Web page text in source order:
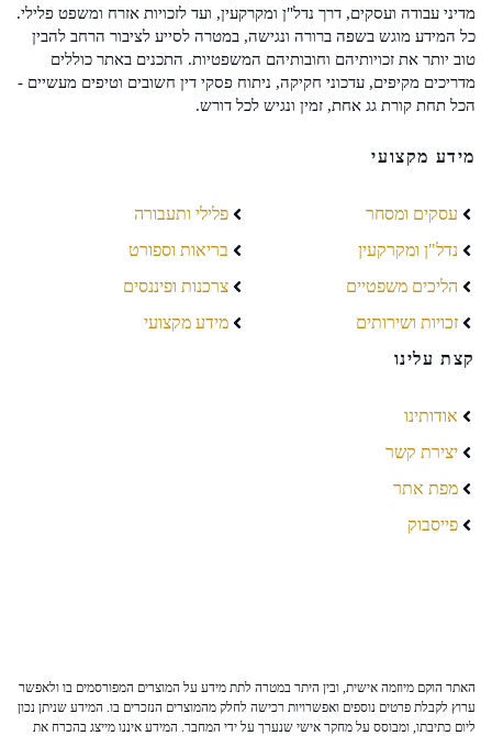
מדיני עבודה ועסקים, דרך נדל"ן ומקרקעין, ועד לזכויות אזרח ומשפט פלילי.
כל המידע מוגש בשפה ברורה ונגישה, במטרה לסייע לציבור הרחב להבין
טוב יותר את זכויותיהם וחובותיהם המשפטיות. התכנים באתר כוללים
מדריכים מקיפים, עדכוני חקיקה, ניתוח פסקי דין חשובים וטיפים מעשיים -
הכל תחת קורת גג אחת, זמין ונגיש לכל דורש.
מידע מקצועי
עסקים ומסחר
נדל"ן ומקרקעין
הליכים משפטיים
זכויות ושירותים
פלילי ותעבורה
בריאות וספורט
צרכנות ופיננסים
מידע מקצועי
קצת עלינו
אודותינו
יצירת קשר
מפת אתר
פייסבוק
האתר הוקם מיוזמה אישית, ובין היתר במטרה לתת מידע על המוצרים המפורסמים בו ולאפשר
ערוץ לקבלת פרטים נוספים ואפשרויות רכישה לחלק מהמוצרים הנזכרים בו. המידע שניתן נכון
ליום כתיבתו, ומבוסס על מחקר אישי שנערך על ידי המחבר. המידע איננו מייצג בהכרח את